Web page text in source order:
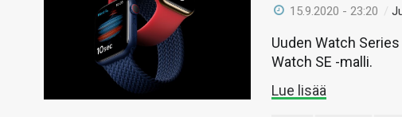
15.9.2020 - 23:20 /
Uuden Watch
Watch SE -malli.
Lue lisää